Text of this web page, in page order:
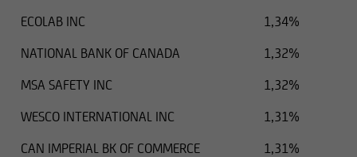
ECOLAB INC
1,34%
NATIONAL BANK OF CANADA
1,32%
MSA SAFETY INC
1,32%
WESCO INTERNATIONAL INC
1,31%
CAN IMPERIAL BK OF COMMERCE
1,31%